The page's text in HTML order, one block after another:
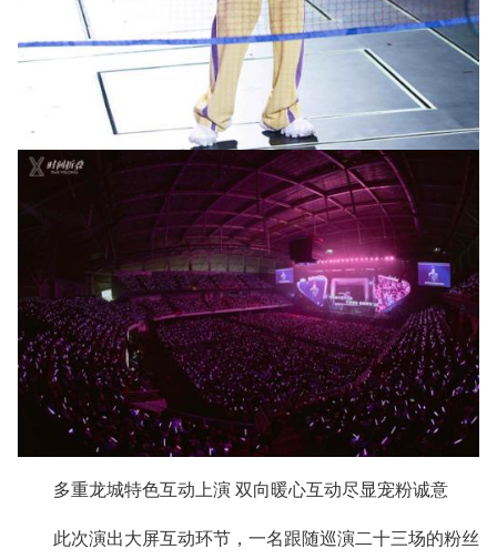
多重龙城特色互动上演 双向暖心互动尽显宠粉诚意
此次演出大屏互动环节，一名跟随巡演二十三场的粉丝